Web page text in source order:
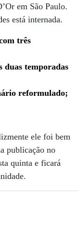
em São Paulo.
está internada.
três
temporadas
reformulado;
ele foi bem
publicação no
quinta e ficará